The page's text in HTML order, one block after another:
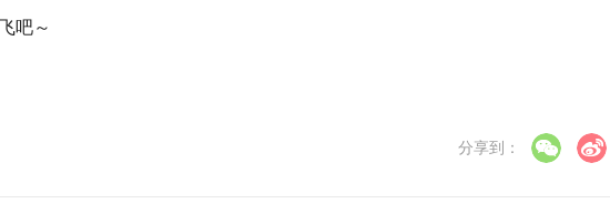
吧～
分享到：